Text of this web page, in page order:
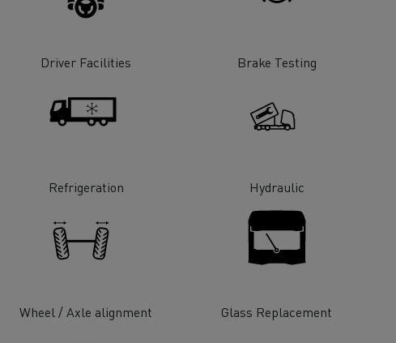
Driver Facilities Brake Testing
Refrigeration Hydraulic
Wheel / Axle alignment Glass Replacement